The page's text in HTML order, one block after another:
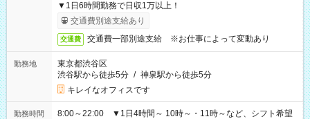
▼1日6時間勤務で日収1万以上！
交通費別途支給あり
交通費 交通費一部別途支給 ※お仕事によって変動あり
勤務地
東京都渋谷区
渋谷駅から徒歩5分 / 神泉駅から徒歩5分
キレイなオフィスです
勤務時間
8:00～22:00 ▼1日4時間～ 10時～・11時～など、シフト希望